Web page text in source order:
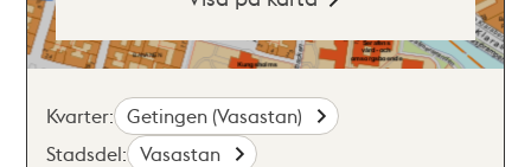
Kvarter: Getingen (Vasastan)
Stadsdel: Vasastan